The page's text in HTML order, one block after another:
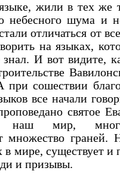
жили в тех же
небесного шума и
отличаться от
на языках,
И вот видите,
при сошествии
все начали
святое
мир,
множество граней.
мире, существует и
и призывы.